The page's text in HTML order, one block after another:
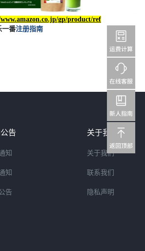
gp/product/ref
一番注册指南
告
知
知
告
关于我们
关于我们
联系我们
隐私声明